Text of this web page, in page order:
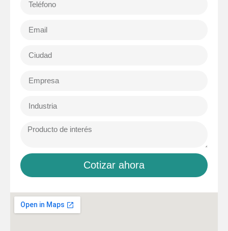
Cotizar ahora